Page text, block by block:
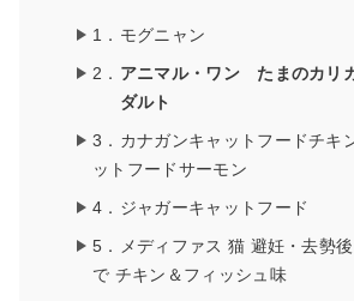
1．モグニャン
2． アニマル・ワン たまのカリ
ダルト
3．カナガンキャットフードチキ
ットフードサーモン
4．ジャガーキャットフード
5．メディファス 猫 避妊・去勢
で チキン＆フィッシュ味